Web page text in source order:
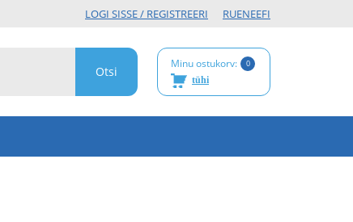
RUENEEFI
LOGI SISSE / REGISTREERI
Minu ostukorv: 0
tühi